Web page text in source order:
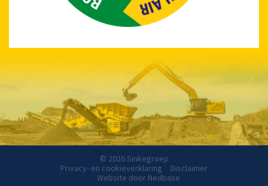
© 2026 Sinkegroep
Privacy- en cookieverklaring
Disclaimer
Website door Nedbase